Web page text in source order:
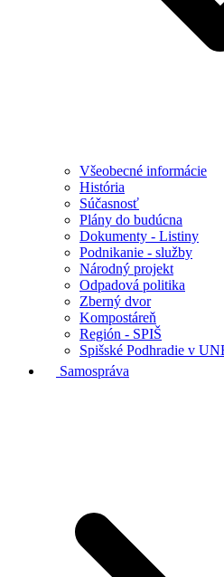
Všeobecné informácie
História
Súčasnosť
Plány do budúcna
Dokumenty - Listiny
Podnikanie - služby
Národný projekt
Odpadová politika
Zberný dvor
Kompostáreň
Región - SPIŠ
Spišské Podhradie v
Samospráva